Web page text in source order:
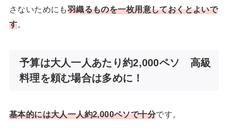
さないためにも羽織るものを一枚用意しておくとよいで
す。
予算は大人一人あたり約2,000ペソ 高級
料理を頼む場合は多めに！
基本的には大人一人約2,000ペソで十分です。